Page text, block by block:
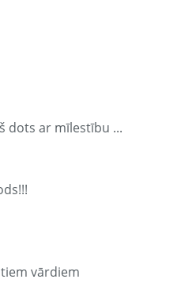
dots ar mīlestību ...
vārdiem